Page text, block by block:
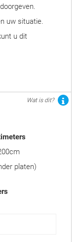
uw situatie.
u dit
Wat is dit?
platen)